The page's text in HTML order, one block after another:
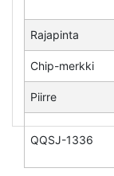
Rajapinta
Chip-merkki
Piirre
QQSJ-1336